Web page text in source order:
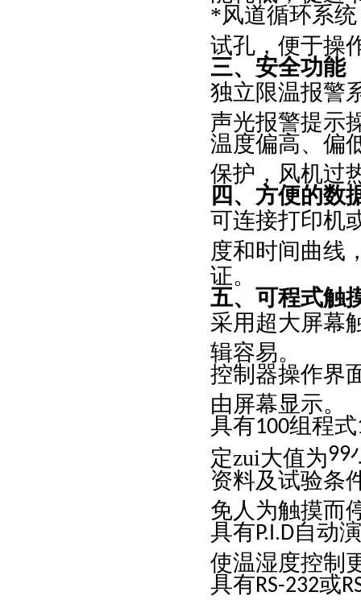
*风道循环系
试孔，便于操
三、安全功能
独立限温报警
声光报警提示
温度偏高、偏
保护，风机过
四、方便的数
可连接打印机
度和时间曲线
证。
五、可程式触
采用超大屏幕
辑容易。
控制器操作界
由屏幕显示。
具有100组程式
定zui大值为99
资料及试验条
免人为触摸而
具有P.I.D自动
使温湿度控制
具有RS-232或